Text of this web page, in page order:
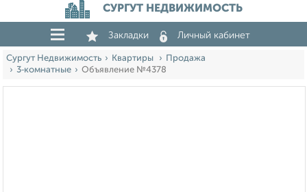
СУРГУТ НЕДВИЖИМОСТЬ
Закладки Личный кабинет
Сургут Недвижимость Квартиры
Продажа
3‑комнатные
Объявление №4378